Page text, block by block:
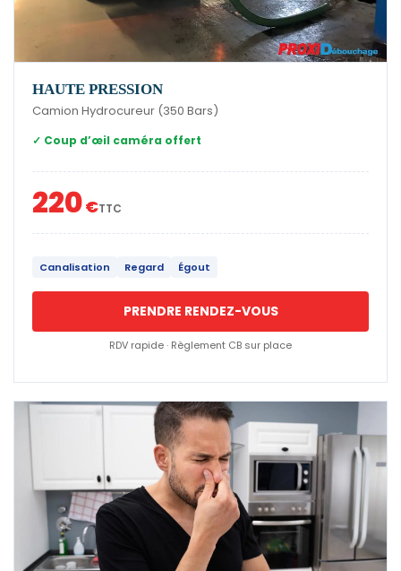
HAUTE PRESSION
Camion Hydrocureur (350 Bars)
✓ Coup d’œil caméra offert
220€TTC
Canalisation Regard Égout
PRENDRE RENDEZ-VOUS
RDV rapide · Règlement CB sur place